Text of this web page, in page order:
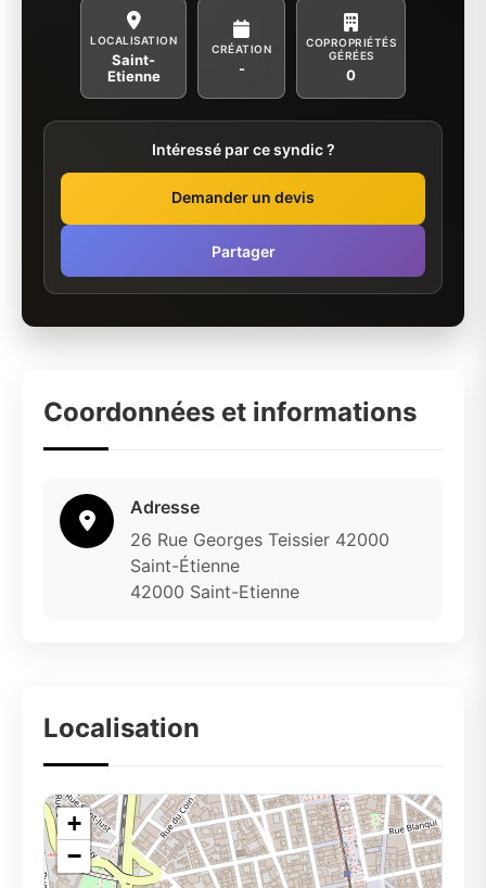
LOCALISATION
Saint-
Etienne
CRÉATION
-
COPROPRIÉTÉS
GÉRÉES
0
Intéressé par ce syndic ?
Demander un devis
Partager
Coordonnées et informations
Adresse
26 Rue Georges Teissier 42000
Saint-Étienne
42000 Saint-Etienne
Localisation
+
−